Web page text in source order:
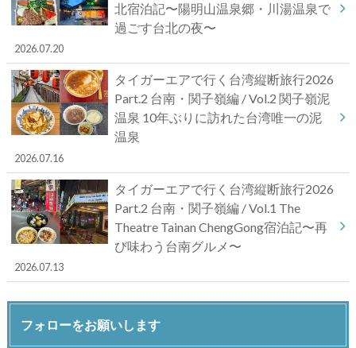
北宿泊記〜陽明山温泉郷・川湯温泉で
過ごす台北の夜〜
2026.07.20
タイガーエアで行く台湾縦断旅行2026
Part.2 台南・関子嶺編 / Vol.2 関子嶺泥
温泉 10年ぶりに訪れた台湾唯一の泥
温泉
2026.07.16
タイガーエアで行く台湾縦断旅行2026
Part.2 台南・関子嶺編 / Vol.1 The
Theatre Tainan ChengGong宿泊記〜再
び味わう台南グルメ〜
2026.07.13
フォローをお願いします